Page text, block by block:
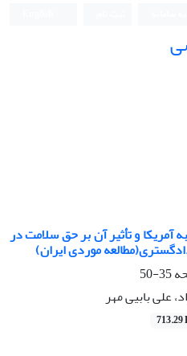
آمریکا و تأثیر آن بر حق سلامت در
موردی ایران)
35-50
علی بابیی مهر
713.29